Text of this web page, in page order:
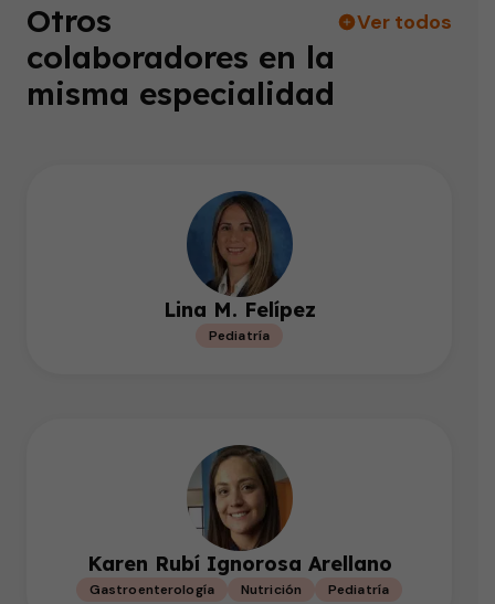
Otros
colaboradores en la
misma especialidad
Ver todos
Lina M. Felípez
Pediatría
Karen Rubí Ignorosa Arellano
Gastroenterología Nutrición Pediatría